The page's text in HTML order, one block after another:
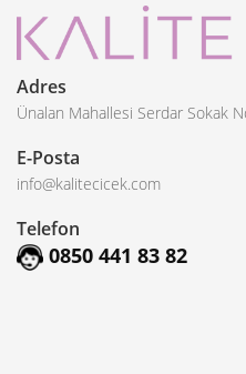
Adres
Ünalan Mahallesi Serdar Sokak
E-Posta
info@kalitecicek.com
Telefon
0850 441 83 82